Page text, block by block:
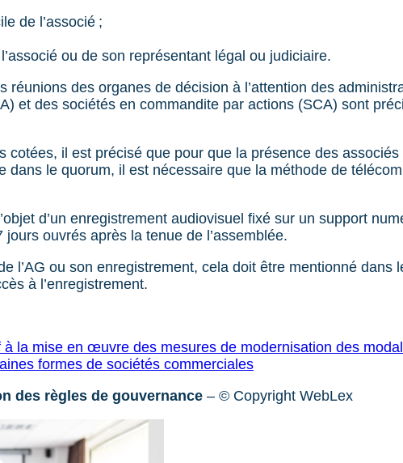
de l’associé ;
ou de son représentant légal ou judiciaire.
des organes de décision à l’attention des
et des sociétés en commandite par actions (SCA) sont
il est précisé que pour que la présence des associés
le quorum, il est nécessaire que la méthode de
d’un enregistrement audiovisuel fixé sur un support
ouvrés après la tenue de l’assemblée.
l’AG ou son enregistrement, cela doit être mentionné dans
à l’enregistrement.
la mise en œuvre des mesures de modernisation des
formes de sociétés commerciales
des règles de gouvernance – © Copyright WebLex